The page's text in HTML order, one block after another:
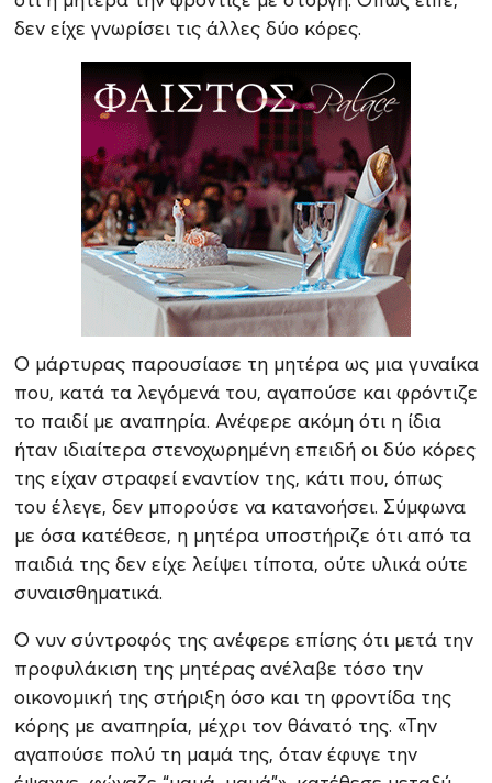
δεν είχε γνωρίσει τις άλλες δύο κόρες.
Ο μάρτυρας παρουσίασε τη μητέρα ως μια γυναίκα
που, κατά τα λεγόμενά του, αγαπούσε και φρόντιζε
το παιδί με αναπηρία. Ανέφερε ακόμη ότι η ίδια
ήταν ιδιαίτερα στενοχωρημένη επειδή οι δύο κόρες
της είχαν στραφεί εναντίον της, κάτι που, όπως
του έλεγε, δεν μπορούσε να κατανοήσει. Σύμφωνα
με όσα κατέθεσε, η μητέρα υποστήριζε ότι από τα
παιδιά της δεν είχε λείψει τίποτα, ούτε υλικά ούτε
συναισθηματικά.
Ο νυν σύντροφός της ανέφερε επίσης ότι μετά την
προφυλάκιση της μητέρας ανέλαβε τόσο την
οικονομική της στήριξη όσο και τη φροντίδα της
κόρης με αναπηρία, μέχρι τον θάνατό της. «Την
αγαπούσε πολύ τη μαμά της, όταν έφυγε την